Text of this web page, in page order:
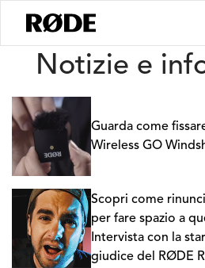
Notizie
Notizie e
Guarda come
Wireless GO
Scopri come
per fare spazio a
Intervista con la
giudice del RØDE